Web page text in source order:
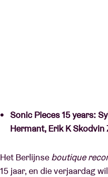
Sonic Pieces 15 years:
Hermant, Erik K Skodvin
Het Berlijnse boutique
15 jaar, en die verjaardag